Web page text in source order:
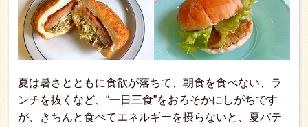
夏は暑さとともに食欲が落ちて、朝食を食べない、ラ
ンチを抜くなど、“一日三食”をおろそかにしがちです
が、きちんと食べてエネルギーを摂らないと、夏バテ